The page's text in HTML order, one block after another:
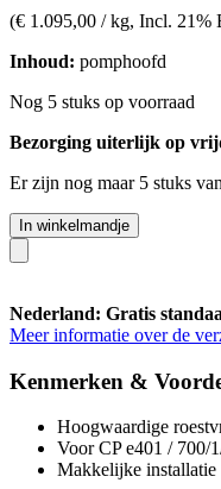
(€ 1.095,00 / kg, Incl. 21%
Inhoud: pomphoofd
Nog 5 stuks op voorraad
Bezorging uiterlijk op
Er zijn nog maar 5 stuks
In winkelmandje
Nederland: Gratis
Meer informatie over de
Kenmerken &
Hoogwaardige
Voor CP e401 / 700/
Makkelijke installatie